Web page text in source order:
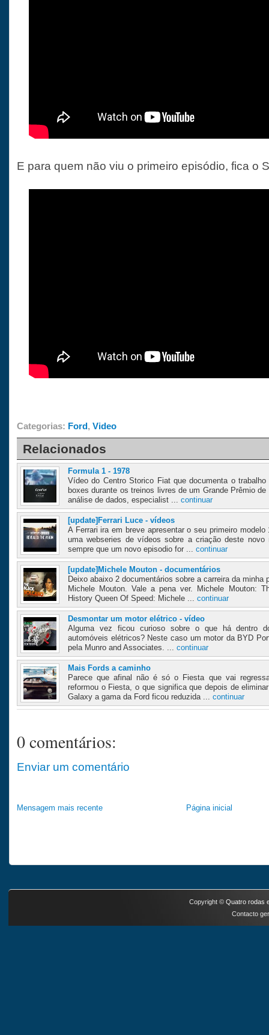
E para quem não viu o primeiro episódio, fica o
Categorias: Ford, Video
Relacionados
Formula 1 - 1978
Vídeo do Centro Storico Fiat que documenta o
boxes durante os treinos livres de um Grande Prêmio
análise de dados, especialist ... continuar
[update]Ferrari Luce - vídeos
A Ferrari ira em breve apresentar o seu primeiro
uma webseries de vídeos sobre a criação deste novo
sempre que um novo episodio for ... continuar
[update]Michele Mouton - documentários
Deixo abaixo 2 documentários sobre a carreira da minha
Michele Mouton. Vale a pena ver. Michele Mouton:
History Queen Of Speed: Michele ... continuar
Desmontar um motor elétrico - vídeo
Alguma vez ficou curioso sobre o que há dentro
automóveis elétricos? Neste caso um motor da BYD
pela Munro and Associates. ... continuar
Mais Fords a caminho
Parece que afinal não é só o Fiesta que vai
reformou o Fiesta, o que significa que depois de
Galaxy a gama da Ford ficou reduzida ... continuar
0 comentários:
Enviar um comentário
Mensagem mais recente Página inicial
Copyright © Quatro rodas
Contacto